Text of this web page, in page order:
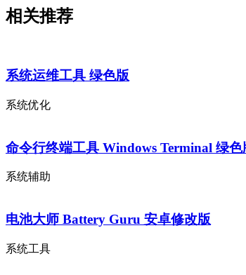
相关推荐
系统运维工具 绿色版
系统优化
命令行终端工具 Windows Terminal 绿色
系统辅助
电池大师 Battery Guru 安卓修改版
系统工具